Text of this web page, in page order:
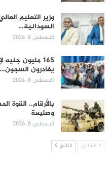
وزير التعليم
السودانية…
أغسطس 8, 2026
يغادرون السجون…
أغسطس 8, 2026
بالأرقام..
وصليعة
أغسطس 8, 2026
السابق التالي